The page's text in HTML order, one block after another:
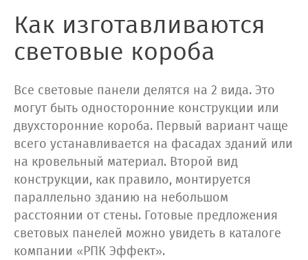
Как изготавливаются
световые короба
Все световые панели делятся на 2 вида. Это
могут быть односторонние конструкции или
двухсторонние короба. Первый вариант чаще
всего устанавливается на фасадах зданий или
на кровельный материал. Второй вид
конструкции, как правило, монтируется
параллельно зданию на небольшом
расстоянии от стены. Готовые предложения
световых панелей можно увидеть в каталоге
компании «РПК Эффект».